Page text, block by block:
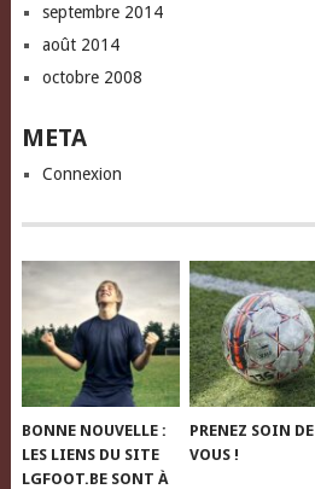
septembre 2014
août 2014
octobre 2008
META
Connexion
BONNE NOUVELLE :
LES LIENS DU SITE
LGFOOT.BE SONT À
PRENEZ SOIN DE
VOUS !